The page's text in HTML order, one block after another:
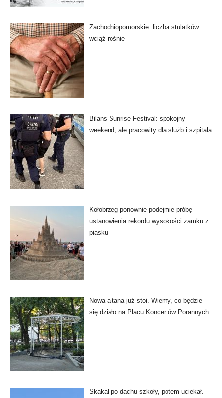
Zachodniopomorskie: liczba stulatków
wciąż rośnie
Bilans Sunrise Festival: spokojny
weekend, ale pracowity dla służb i szpitala
Kołobrzeg ponownie podejmie próbę
ustanowienia rekordu wysokości zamku z
piasku
Nowa altana już stoi. Wiemy, co będzie
się działo na Placu Koncertów Porannych
Skakał po dachu szkoły, potem uciekał.